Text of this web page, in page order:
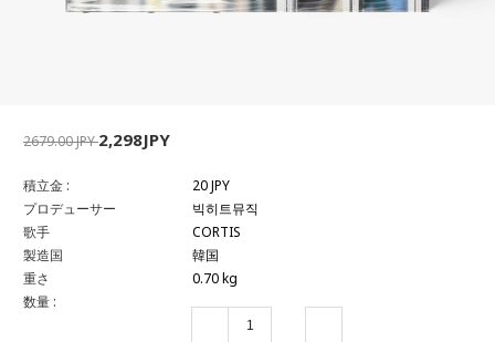
2679.00 JPY2,298JPY
積立金 :
20 JPY
プロデューサー
빅히트뮤직
歌手
CORTIS
製造国
韓国
重さ
0.70 kg
数量 :